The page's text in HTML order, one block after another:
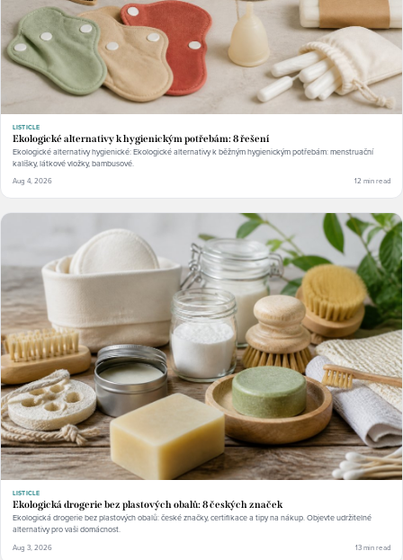
LISTICLE
Ekologické alternativy k hygienickým potřebám: 8 řešení
Ekologické alternativy hygienické: Ekologické alternativy k běžným hygienickým potřebám: menstruační
kalíšky, látkové vložky, bambusové.
Aug 4, 2026 12 min read
LISTICLE
Ekologická drogerie bez plastových obalů: 8 českých značek
Ekologická drogerie bez plastových obalů: české značky, certifikace a tipy na nákup. Objevte udržitelné
alternativy pro vaši domácnost.
Aug 3, 2026 13 min read